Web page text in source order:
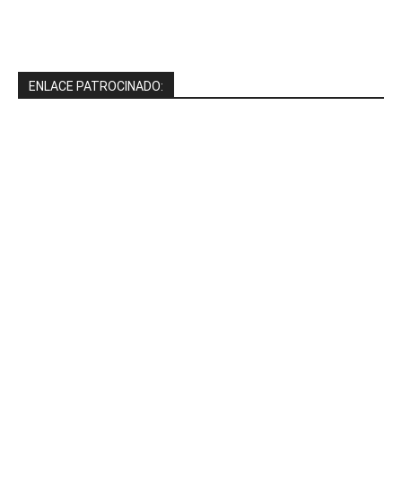
ENLACE PATROCINADO: